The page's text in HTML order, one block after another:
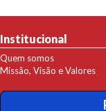
Institucional
Quem somos
Missão, Visão e Valores